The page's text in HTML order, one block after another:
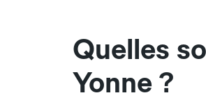
Quelles
Yonne ?